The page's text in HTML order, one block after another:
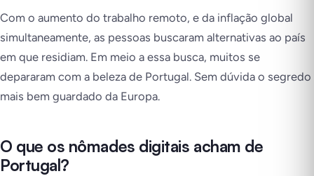
Com o aumento do trabalho remoto, e da inflação global
simultaneamente, as pessoas buscaram alternativas ao país
em que residiam. Em meio a essa busca, muitos se
depararam com a beleza de Portugal. Sem dúvida o segredo
mais bem guardado da Europa.
O que os nômades digitais acham de
Portugal?